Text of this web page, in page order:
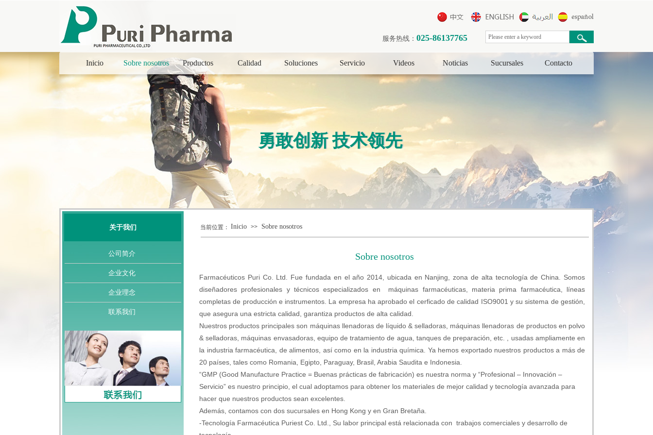
服务热线： 025-86137765
Inicio Sobre nosotros Productos Calidad Soluciones Servicio Videos Noticias Sucursales Contacto
公司简介
企业文化
企业理念
联系我们
勇敢创新 技术领先
Inicio >> Sobre nosotros
关于我们 当前位置：
勇敢创新 技术领先
Sobre nosotros
Farmacéuticos Puri Co. Ltd. Fue fundada en el año 2014, ubicada en Nanjing, zona de alta tecnología de China. Somos
diseñadores profesionales y técnicos especializados en máquinas farmacéuticas, materia prima farmacéutica, líneas
completas de producción e instrumentos. La empresa ha aprobado el cerficado de calidad ISO9001 y su sistema de gestión,
que asegura una estricta calidad, garantiza productos de alta calidad.
Nuestros productos principales son máquinas llenadoras de líquido & selladoras, máquinas llenadoras de productos en polvo
& selladoras, máquinas envasadoras, equipo de tratamiento de agua, tanques de preparación, etc. , usadas ampliamente en
la industria farmacéutica, de alimentos, así como en la industria química. Ya hemos exportado nuestros productos a más de
20 países, tales como Romania, Egipto, Paraguay, Brasil, Arabia Saudita e Indonesia.
“GMP (Good Manufacture Practice = Buenas prácticas de fabricación) es nuestra norma y “Profesional – Innovación –
Servicio” es nuestro principio, el cual adoptamos para obtener los materiales de mejor calidad y tecnología avanzada para
hacer que nuestros productos sean excelentes.
Además, contamos con dos sucursales en Hong Kong y en Gran Bretaña.
-Tecnología Farmacéutica Puriest Co. Ltd., Su labor principal está relacionada con trabajos comerciales y desarrollo de